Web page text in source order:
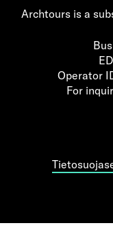
Archtours is a
Operator
For